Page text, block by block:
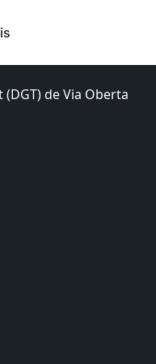
de Via Oberta